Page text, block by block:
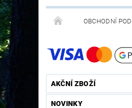
OBCHODNÍ
RECYKLACE
AKČNÍ ZBOŽÍ
NOVINKY